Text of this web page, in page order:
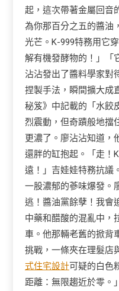
起，這次帶著金屬回音
為你那百分之五的醬油
光芒。K-999特務用它
解有機發酵物的！」「
沾沾發出了醬料學家對
捏製手法，瞬間擴大成
秘笈》中記載的「水餃
烈震動，但奇蹟般地擋
更濃了。廖沾沾知道，
還胖的缸抱起。「走！
遠！」吉娃娃特務抗議
一股濃郁的蔘味爆發。
逃！醬油黨餘孽！我會
中藥和醋酸的混亂中，
車。他那輛老舊的掀背
挑戰，一條夾在理髮店
式住宅設計可疑的白色
距離：無限趨近於零。